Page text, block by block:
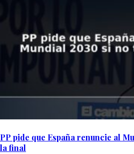
PP pide que España renuncie al
la final